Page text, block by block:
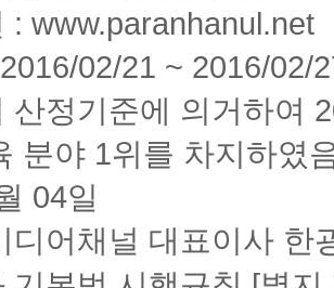
: www.paranhanul.net
02/21 ~ 2016/02/
산정기준에 의거하여
분야 1위를 차지하였
04일
디어채널 대표이사 한